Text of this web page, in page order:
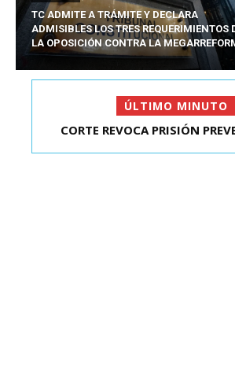
TC ADMITE A TRÁMITE Y DECLARA
ADMISIBLES LOS TRES REQUERIMIENTOS
LA OPOSICIÓN CONTRA LA
ÚLTIMO MINUTO
CASO FIDEL ESPINOZA: SENADO
CORTE REVOCA PRISIÓN